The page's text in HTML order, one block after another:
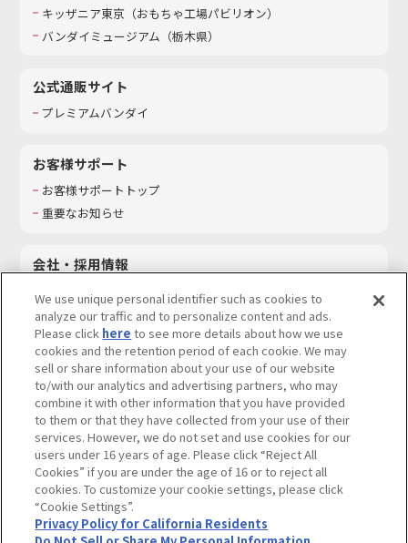
キッザニア東京（おもちゃ工場パビリオン）​
バンダイミュージアム（栃木県）
公式通販サイト
プレミアムバンダイ
お客様サポート
お客様サポートトップ
重要なお知らせ
会社・採用情報
採用情報
サステナビリティ
お問い合わせ
ウェブサイトご利用条件 ソーシャルメディアポリシー
個人情報及び特定個人情報等の取り扱いに関する保護方針
Do Not Sell or Share My Personal Information著作権・商標について
カスタマーハラスメントに対する基本的な対応方針
We use unique personal identifier such as cookies to
analyze our traffic and to personalize content and ads.
Please click here to see more details about how we use
cookies and the retention period of each cookie. We may
sell or share information about your use of our website
to/with our analytics and advertising partners, who may
combine it with other information that you have provided
to them or that they have collected from your use of their
services. However, we do not set and use cookies for our
users under 16 years of age. Please click “Reject All
Cookies” if you are under the age of 16 or to reject all
cookies. To customize your cookie settings, please click
“Cookie Settings”.
Privacy Policy for California Residents